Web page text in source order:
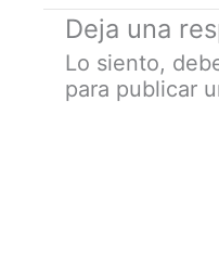
Deja una
Lo siento,
para publicar